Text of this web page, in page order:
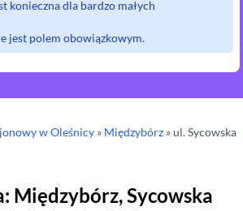
konieczna dla bardzo małych
jest polem obowiązkowym.
w Oleśnicy » Międzybórz » ul.Sycowska
: Międzybórz,Sycowska